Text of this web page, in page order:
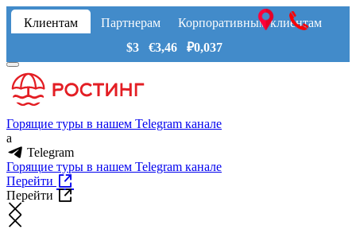
Клиентам Партнерам
Корпоративным клиентам
$3 €3,46 ₽0,037
Горящие туры в нашем Telegram канале
a
Telegram
Горящие туры в нашем Telegram канале
Перейти
Перейти